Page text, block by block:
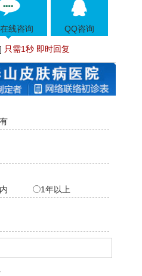
线咨询 QQ咨询
只需1秒 即时回复
1年以上